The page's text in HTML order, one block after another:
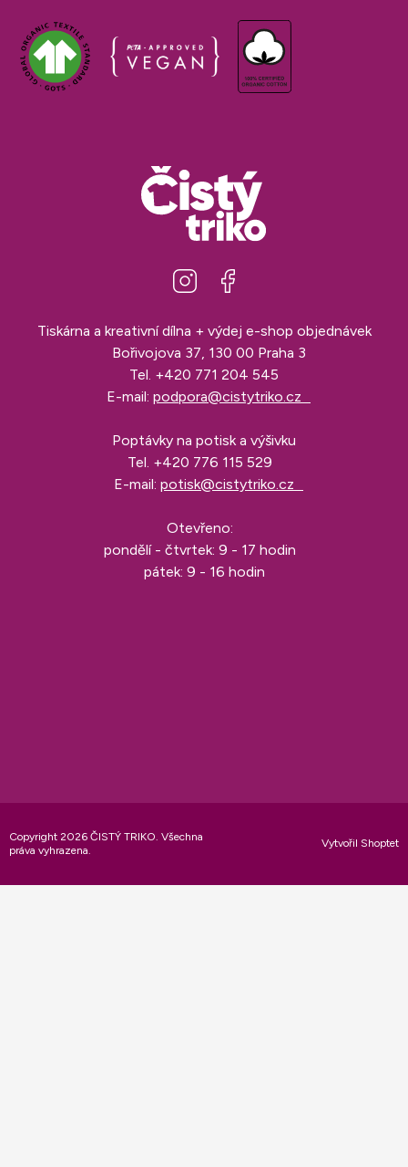
Tiskárna a kreativní dílna + výdej e-shop objednávek
Bořivojova 37, 130 00 Praha 3
Tel. +420 771 204 545
E-mail: podpora@cistytriko.cz
Poptávky na potisk a výšivku
Tel. +420 776 115 529
E-mail: potisk@cistytriko.cz
Otevřeno:
pondělí - čtvrtek: 9 - 17 hodin
pátek: 9 - 16 hodin
Vytvořil Shoptet
Copyright 2026 ČISTÝ TRIKO. Všechna
práva vyhrazena.